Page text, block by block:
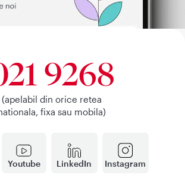
Youtube LinkedIn Instagram
9268
(apelabil din orice retea
fixa sau mobila)